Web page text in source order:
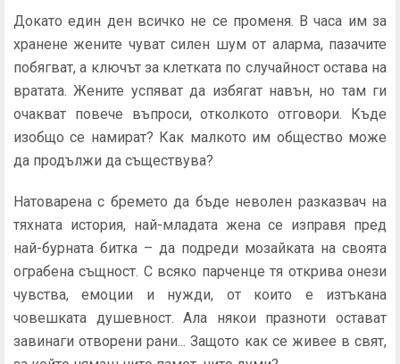
Докато един ден всичко не се променя. В часа им за
хранене жените чуват силен шум от аларма, пазачите
побягват, а ключът за клетката по случайност остава на
вратата. Жените успяват да избягат навън, но там ги
очакват повече въпроси, отколкото отговори. Къде
изобщо се намират? Как малкото им общество може
да продължи да съществува?
Натоварена с бремето да бъде неволен разказвач на
тяхната история, най-младата жена се изправя пред
най-бурната битка – да подреди мозайката на своята
ограбена същност. С всяко парченце тя открива онези
чувства, емоции и нужди, от които е изтъкана
човешката душевност. Ала някои празноти остават
завинаги отворени рани... Защото как се живее в свят,